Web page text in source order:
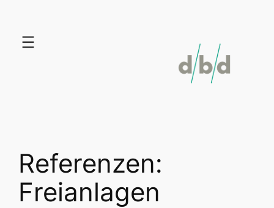
springen
Referenzen:
Freianlagen